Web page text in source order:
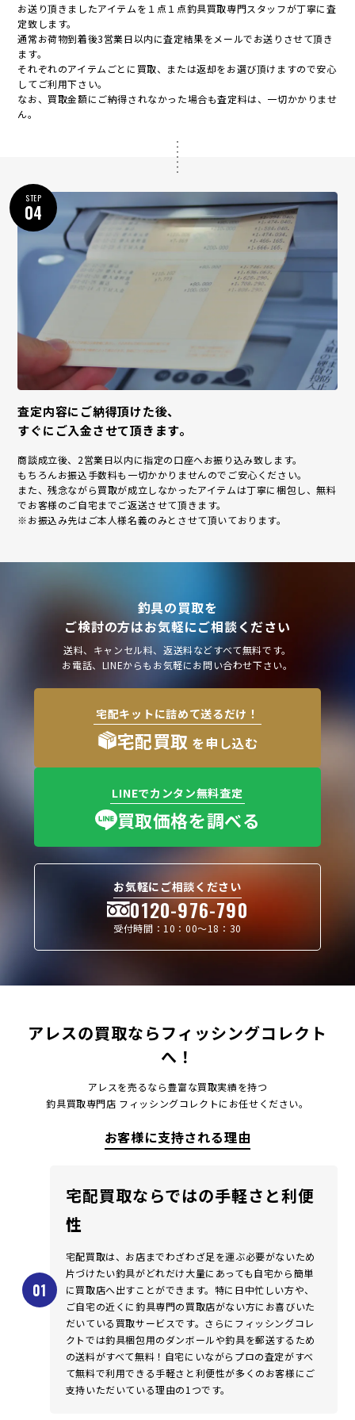
お送り頂きましたアイテムを１点１点釣具買取専門スタッフが丁寧に査
定致します。
通常お荷物到着後3営業日以内に査定結果をメールでお送りさせて頂き
ます。
それぞれのアイテムごとに買取、または返却をお選び頂けますので安心
してご利用下さい。
なお、買取金額にご納得されなかった場合も査定料は、一切かかりませ
ん。
STEP
04
査定内容にご納得頂けた後、
すぐにご入金させて頂きます。
商談成立後、2営業日以内に指定の口座へお振り込み致します。
もちろんお振込手数料も一切かかりませんのでご安心ください。
また、残念ながら買取が成立しなかったアイテムは丁寧に梱包し、無料
でお客様のご自宅までご返送させて頂きます。
※お振込み先はご本人様名義のみとさせて頂いております。
釣具の買取を
ご検討の方はお気軽にご相談ください
送料、キャンセル料、返送料などすべて無料です。
お電話、LINEからもお気軽にお問い合わせ下さい。
宅配キットに詰めて送るだけ！
宅配買取 を申し込む
LINEでカンタン無料査定
買取価格を調べる
お気軽にご相談ください
0120-976-790
受付時間：10：00〜18：30
アレスの買取ならフィッシングコレクト
へ！
アレスを売るなら豊富な買取実績を持つ
釣具買取専門店 フィッシングコレクトにお任せください。
お客様に支持される理由
宅配買取ならではの手軽さと利便
性
宅配買取は、お店までわざわざ足を運ぶ必要がないため
片づけたい釣具がどれだけ大量にあっても自宅から簡単
に買取店へ出すことができます。特に日中忙しい方や、
ご自宅の近くに釣具専門の買取店がない方にお喜びいた
だいている買取サービスです。さらにフィッシングコレ
クトでは釣具梱包用のダンボールや釣具を郵送するため
の送料がすべて無料！自宅にいながらプロの査定がすべ
て無料で利用できる手軽さと利便性が多くのお客様にご
支持いただいている理由の1つです。